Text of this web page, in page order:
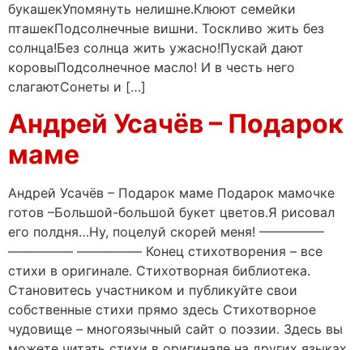
букашекУпомянуть нелишне.Клюют семейки
пташекПодсолнечные вишни. Тоскливо жить без
солнца!Без солнца жить ужасно!Пускай дают
коровыПодсолнечное масло! И в честь него
слагаютСонеты и […]
Андрей Усачёв – Подарок
маме
Андрей Усачёв – Подарок маме Подарок мамочке
готов –Большой-большой букет цветов.Я рисовал
его полдня…Ну, поцелуй скорей меня! —————
————— ————— Конец стихотворения – все
стихи в оригинале. Стихотворная библиотека.
Становитесь участником и публикуйте свои
собственные стихи прямо здесь Стихотворное
чудовище – многоязычный сайт о поэзии. Здесь вы